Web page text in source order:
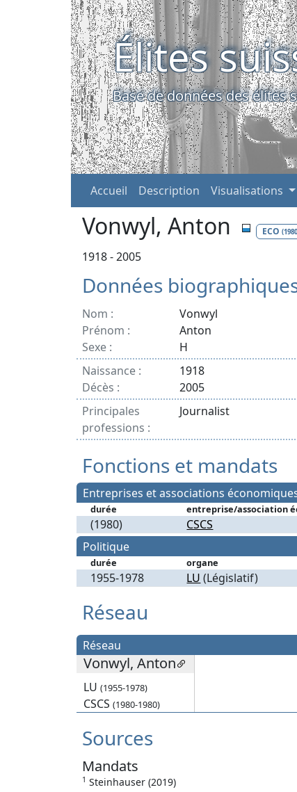
Élites
Base de données des élites
Accueil Description Visualisations
Vonwyl, Anton ECO
1918 - 2005
Données
Nom :
Vonwyl
Prénom :
Anton
Sexe :
H
Naissance :
1918
Décès :
2005
Principales
professions :
Journalist
Fonctions et mandats
Entreprises et associations
durée entreprise/association
(1980) CSCS
Politique
durée organe
1955-1978 LU (Législatif)
Réseau
Réseau
Vonwyl, Anton
LU (1955-1978)
CSCS (1980-1980)
Sources
Mandats
1 Steinhauser (2019)